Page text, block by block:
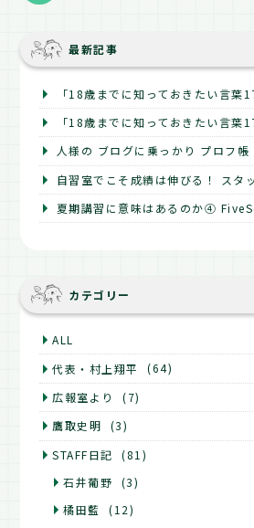
最新記事
「18歳までに知っておきたい言葉
「18歳までに知っておきたい言葉
人様の ブログに乗っかり プロフ帳
自習室でこそ成績は伸びる！ スタ
夏期講習に意味はあるのか④
カテゴリー
ALL
代表・村上翔平
(64)
広報室より
(7)
鷹取史明
(3)
STAFF日記
(81)
石井葡野
(3)
橘田藍
(12)